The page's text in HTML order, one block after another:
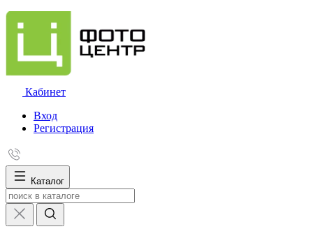
Кабинет
Вход
Регистрация
Каталог